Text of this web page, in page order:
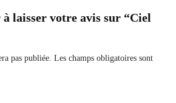
à laisser votre avis sur “Ciel
pas publiée. Les champs obligatoires sont